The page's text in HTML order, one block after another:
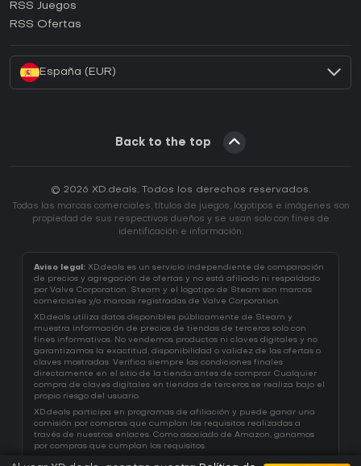
¿Cómo activar una CD Key de EA App?
RSS Juegos
RSS Ofertas
España (EUR)
Back to the top
© 2026 XD.deals. Todos los derechos reservados.
Todas las marcas comerciales, títulos de juegos, logotipos e imágenes son
propiedad de sus respectivos dueños y se usan solo con fines de
identificación e información.
Aviso legal: XD.deals es un servicio independiente de comparación
de precios y agregación de ofertas y no está afiliado ni respaldado
por Valve Corporation. Steam y el logotipo de Steam son marcas
comerciales y/o marcas registradas de Valve Corporation.
XD.deals utiliza datos disponibles públicamente de Steam y
muestra información de precios de tiendas de terceros solo con
fines informativos. No vendemos productos ni claves digitales y no
garantizamos la exactitud, disponibilidad o validez de las ofertas o
claves mostradas. Verifica siempre las condiciones finales
directamente en el sitio de la tienda antes de comprar. Cualquier
compra de claves digitales en tiendas de terceros se realiza bajo el
propio riesgo del usuario.
XD.deals participa en programas de afiliación y puede ganar una
comisión por compras que cumplan los requisitos realizadas a
través de nuestros enlaces. Como asociado de Amazon, ganamos
por compras que cumplan los requisitos.